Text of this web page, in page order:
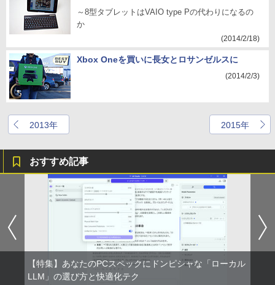
～8型タブレットはVAIO type Pの代わりになるの
か
(2014/2/18)
Xbox Oneを買いに長女とロサンゼルスに
(2014/2/3)
2013年 2015年
おすすめ記事
【特集】あなたのPCスペックにドンピシャな「ローカル
LLM」の選び方と快適化テク